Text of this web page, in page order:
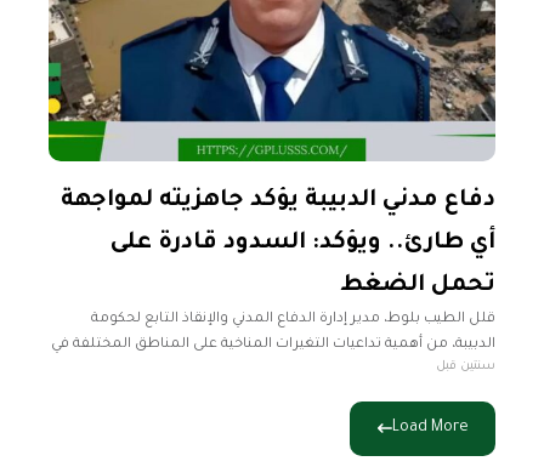
دفاع مدني الدبيبة يؤكد جاهزيته لمواجهة
أي طارئ.. ويؤكد: السدود قادرة على
تحمل الضغط
قلل الطيب بلوط، مدير إدارة الدفاع المدني والإنقاذ التابع لحكومة
الدبيبة، من أهمية تداعيات التغيرات المناخية على المناطق المختلفة في
ليبيا، مشيرًا إلى عدم وجود خطورة على المناطق المتوقع أن
سنتين قبل
Load More